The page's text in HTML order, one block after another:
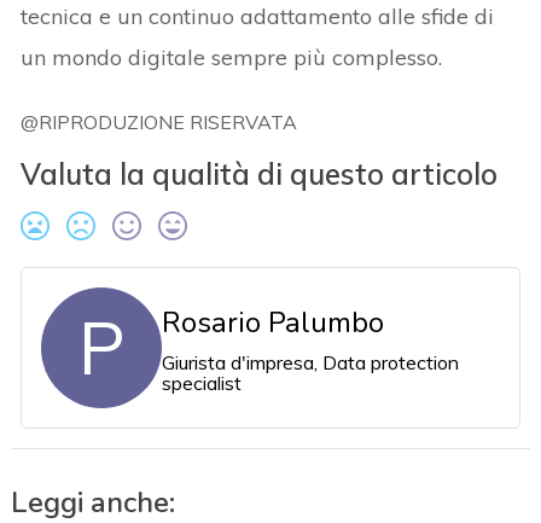
tecnica e un continuo adattamento alle sfide di
un mondo digitale sempre più complesso.
@RIPRODUZIONE RISERVATA
Valuta la qualità di questo articolo
P Rosario Palumbo
Giurista d'impresa, Data protection
specialist
Leggi anche: